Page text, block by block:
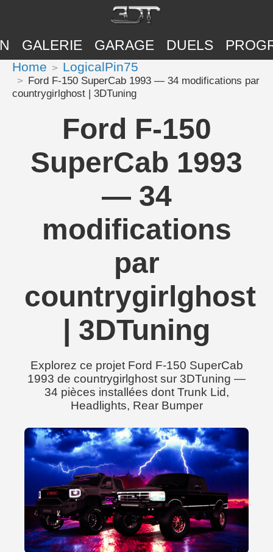
GALERIE GARAGE DUELS
Home LogicalPin75
Ford F-150 SuperCab 1993 — 34 modifications par
countrygirlghost | 3DTuning
Ford F-150
SuperCab 1993
— 34
modifications
par
countrygirlghost
| 3DTuning
Explorez ce projet Ford F-150 SuperCab
1993 de countrygirlghost sur 3DTuning —
34 pièces installées dont Trunk Lid,
Headlights, Rear Bumper